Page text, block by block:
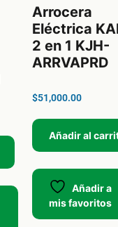
Arrocera
Eléctrica
2 en 1 KJH-
ARRVAPRD
$51,000.00
Añadir al
Añadir a
mis favoritos